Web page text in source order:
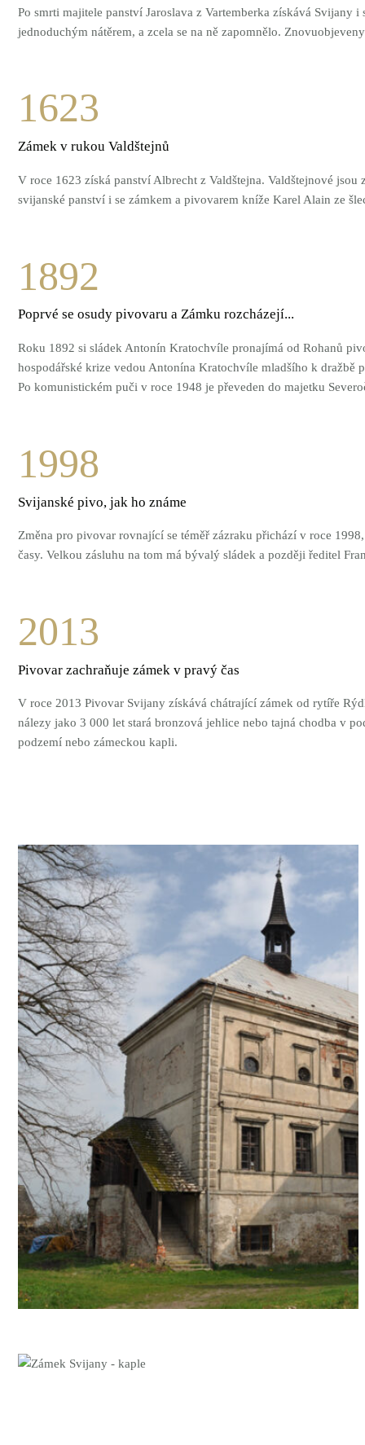
Po smrti majitele panství Jaroslava z Vartemberka získává
jednoduchým nátěrem, a zcela se na ně zapomnělo.
1623
Zámek v rukou Valdštejnů
V roce 1623 získá panství Albrecht z Valdštejna. Valdštejnové
svijanské panství i se zámkem a pivovarem kníže Karel Alain ze
1892
Poprvé se osudy pivovaru a Zámku rozcházejí...
Roku 1892 si sládek Antonín Kratochvíle pronajímá od Rohanů
hospodářské krize vedou Antonína Kratochvíle mladšího k dražbě
Po komunistickém puči v roce 1948 je převeden do majetku
Svijanské pivo, jak ho známe
Změna pro pivovar rovnající se téměř zázraku přichází v roce
časy. Velkou zásluhu na tom má bývalý sládek a později ředitel
1998
Pivovar zachraňuje zámek v pravý čas
V roce 2013 Pivovar Svijany získává chátrající zámek od rytíře
nálezy jako 3 000 let stará bronzová jehlice nebo tajná chodba v
podzemí nebo zámeckou kapli.
2013